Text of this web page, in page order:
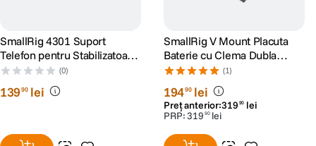
SmallRig 4301 Suport
Telefon pentru Stabilizatoare
DJI
(0)
13990 lei
SmallRig V Mount Placuta
Baterie cu Clema Dubla
15mm
(1)
19490 lei
Preț anterior:319 90 lei
PRP:319 90 lei